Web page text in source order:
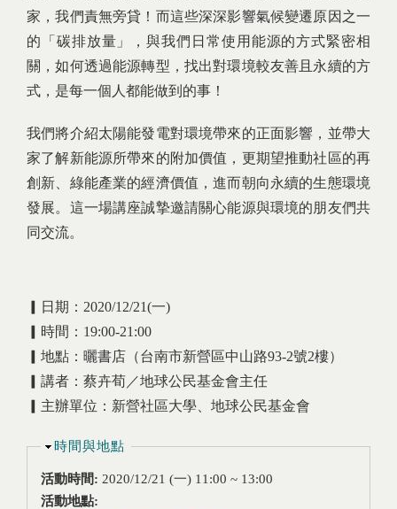
家，我們責無旁貸！而這些深深影響氣候變遷原因之一
的「碳排放量」，與我們日常使用能源的方式緊密相
關，如何透過能源轉型，找出對環境較友善且永續的方
式，是每一個人都能做到的事！
我們將介紹太陽能發電對環境帶來的正面影響，並帶大
家了解新能源所帶來的附加價值，更期望推動社區的再
創新、綠能產業的經濟價值，進而朝向永續的生態環境
發展。這一場講座誠摯邀請關心能源與環境的朋友們共
同交流。
▎日期：2020/12/21(一)
▎時間：19:00-21:00
▎地點：曬書店（台南市新營區中山路93-2號2樓）
▎講者：蔡卉荀／地球公民基金會主任
▎主辦單位：新營社區大學、地球公民基金會
隱藏
時間與地點
活動時間: 2020/12/21 (一) 11:00 ~ 13:00
活動地點: